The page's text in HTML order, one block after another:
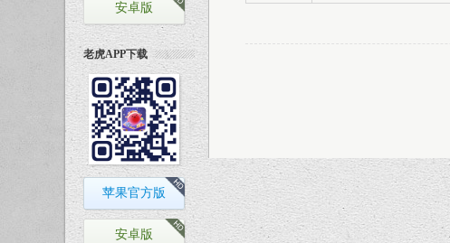
安卓版
老虎APP下载
苹果官方版
安卓版